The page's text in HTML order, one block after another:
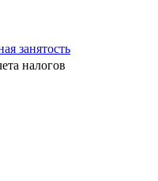
занятость
налогов